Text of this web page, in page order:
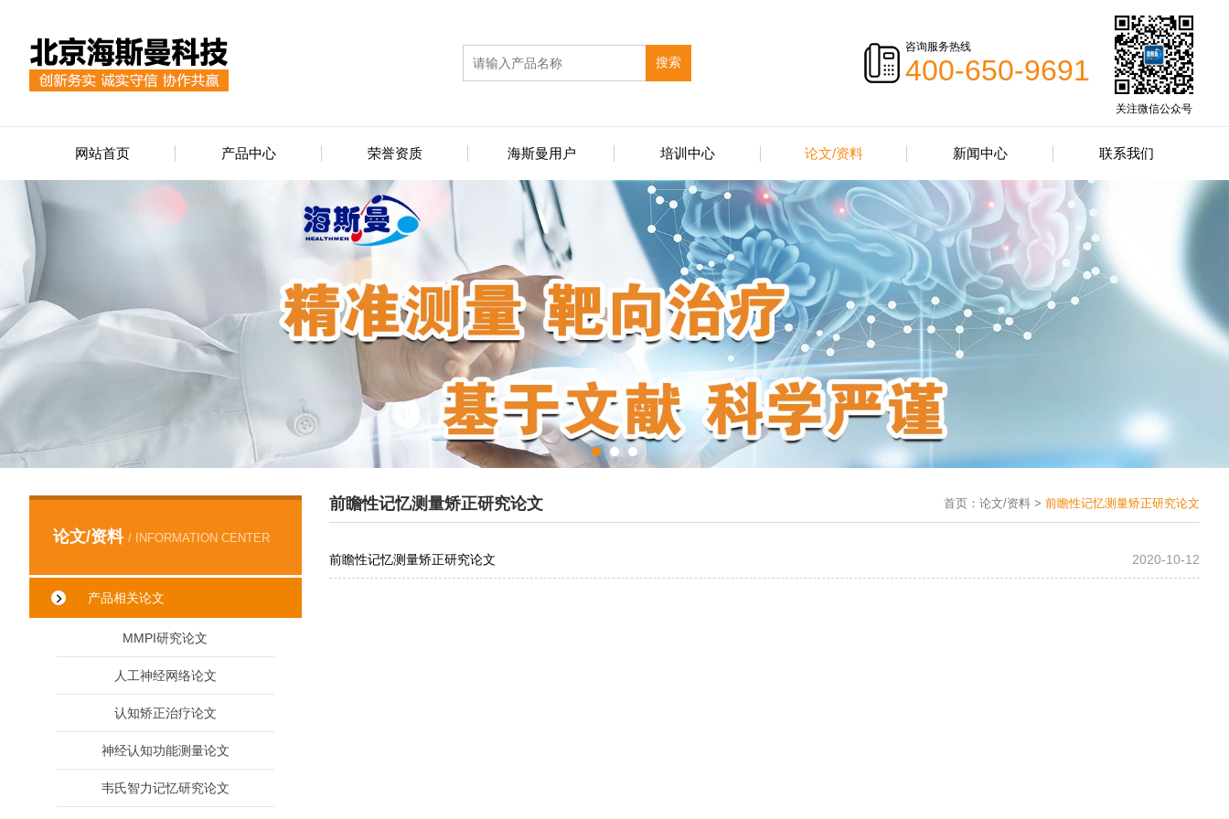
搜索
关注微信公众号
咨询服务热线
400-650-9691
网站首页 产品中心 荣誉资质 海斯曼用户 培训中心 论文/资料 新闻中心 联系我们
论文/资料 / INFORMATION CENTER
产品相关论文
MMPI研究论文
人工神经网络论文
认知矫正治疗论文
神经认知功能测量论文
韦氏智力记忆研究论文
前瞻性记忆测量矫正研究论文 首页： 论文/资料 > 前瞻性记忆测量矫正研究论文
前瞻性记忆测量矫正研究论文 2020-10-12